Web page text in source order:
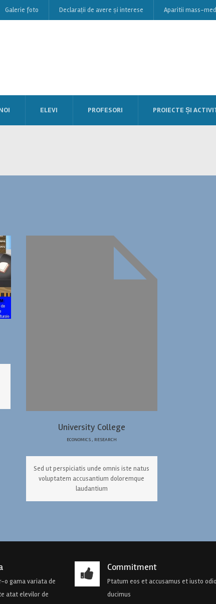
Galerie foto Declarații de avere și interese Aparitii mass-
ELEVI PROFESORI PROIECTE ȘI
University College
ECONOMICS, RESEARCH
Sed ut perspiciatis unde omnis iste natus
voluptatem accusantium doloremque
laudantium
o gama variata de
atat elevilor de
Commitment
Ptatum eos et accusamus et iusto
ducimus